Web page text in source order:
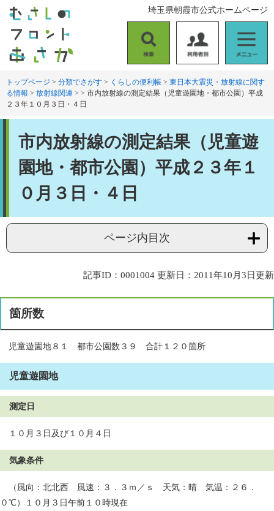
す
。
し
て
索
用
者
別
ニ
ュ
ー
埼玉県朝霞市公式ホームページ
トップページ > 分類でさがす > くらしの便利帳 > 東日本大震災・放射線に関す
る情報 > 放射線関連 > > 市内放射線の測定結果（児童遊園地・都市公園）平成
２３年１０月３日・４日
市内放射線の測定結果（児童遊
園地・都市公園）平成２３年１
０月３日・４日
ページ内目次
記事ID：0001004 更新日：2011年10月3日更新
箇所数
児童遊園地８１ 都市公園数３９ 合計１２０箇所
児童遊園地
測定日
１０月３日及び１０月４日
気象条件
（風向：北北西 風速：３．３ｍ／ｓ 天気：晴 気温：２６．
０℃）１０月３日午前１０時現在